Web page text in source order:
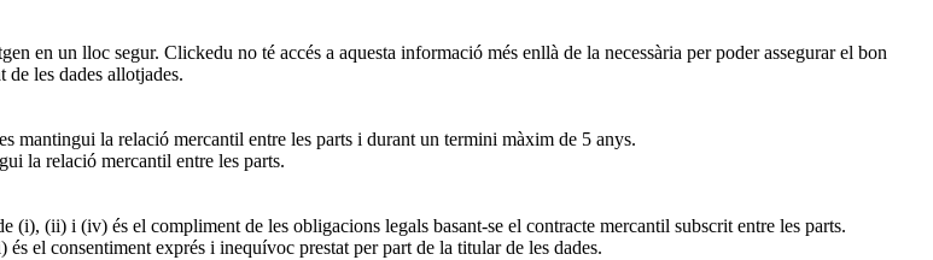
en un lloc segur. Clickedu no té accés a aquesta informació més enllà de la necessària per poder assegurar el bon
les dades allotjades.
mantingui la relació mercantil entre les parts i durant un termini màxim de 5 anys.
la relació mercantil entre les parts.
(i), (ii) i (iv) és el compliment de les obligacions legals basant-se el contracte mercantil subscrit entre les parts.
el consentiment exprés i inequívoc prestat per part de la titular de les dades.